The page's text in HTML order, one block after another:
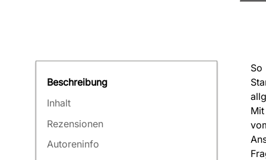
Beschreibung
Inhalt
Rezensionen
Autoreninfo
So